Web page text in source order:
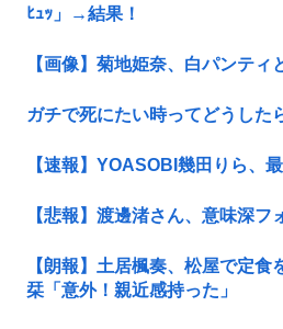
ﾋｭｯ」→結果！
【画像】菊地姫奈、白パンティ
ガチで死にたい時ってどうした
【速報】YOASOBI幾田りら、
【悲報】渡邊渚さん、意味深フ
【朗報】土居楓奏、松屋で
栞「意外！親近感持った」